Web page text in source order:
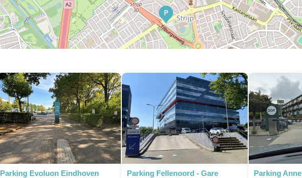
P
Parking Evoluon Eindhoven
Parking Fellenoord - Gare
Parking